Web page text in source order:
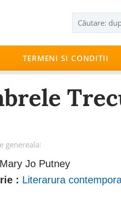
TERMENI SI CONDITII
genereala:
Mary Jo Putney
: Literarura